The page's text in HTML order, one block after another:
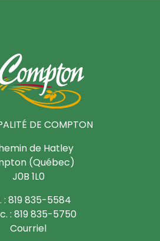
DE COMPTON
de Hatley
(Québec)
J0B 1L0
: 819 835-5584
: 819 835-5750
Courriel